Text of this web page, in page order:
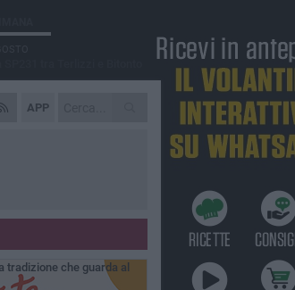
APP
il comitato di Futuro
il programma del 6 agosto
tradizione che guarda al